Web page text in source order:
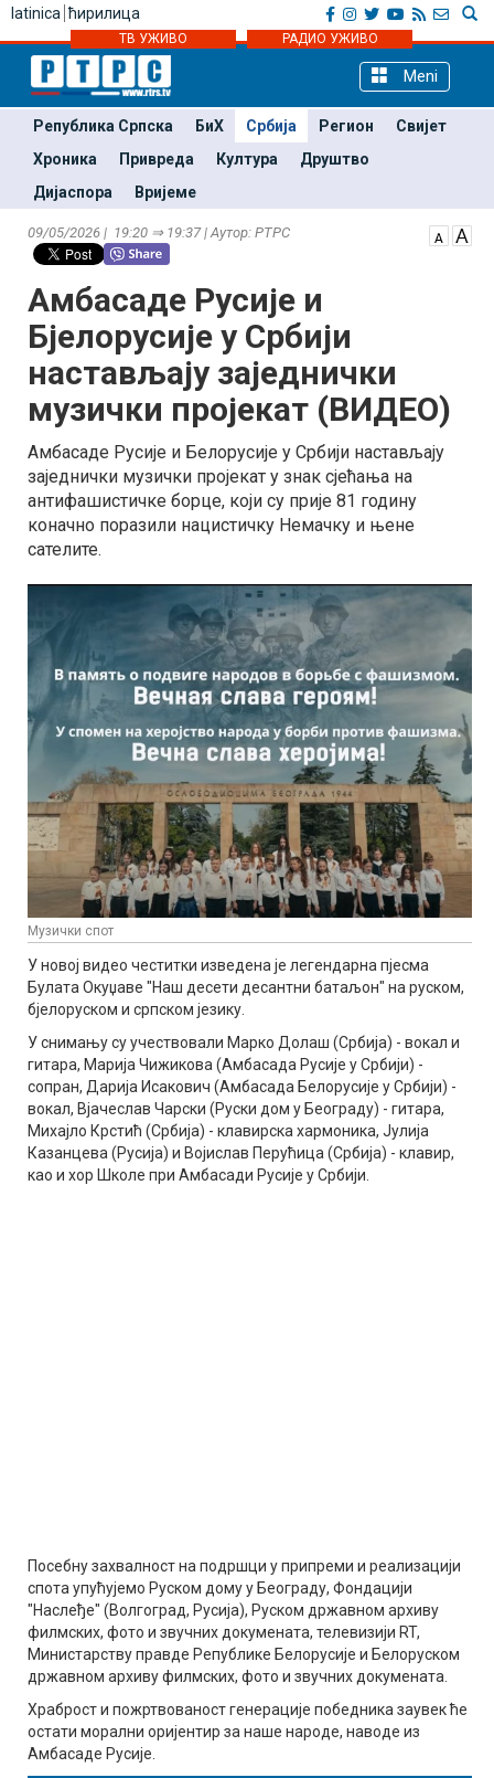
latinica ћирилица
ТВ УЖИВО РАДИО УЖИВО
Meni
Република Српска БиХ Србија Регион
Свијет
Хроника
Привреда Култура
Друштво
Дијаспора
Вријеме
09/05/2026 | 19:20 ⇒ 19:37 | Аутор: РТРС
Амбасаде Русије и
Бјелорусије у Србији
настављају заједнички
музички пројекат (ВИДЕО)
Амбасаде Русије и Белорусије у Србији настављају
заједнички музички пројекат у знак сјећања на
антифашистичке борце, који су прије 81 годину
коначно поразили нацистичку Немачку и њене
сателите.
Музички спот
У новој видео честитки изведена је легендарна пjесма
Булата Окуџаве "Наш десети десантни батаљон" на руском,
бjелоруском и српском језику.
У снимању су учествовали Марко Долаш (Србија) - вокал и
гитара, Марија Чижикова (Амбасада Русије у Србији) -
сопран, Дарија Исакович (Амбасада Белорусије у Србији) -
вокал, Вјачеслав Чарски (Руски дом у Београду) - гитара,
Михајло Крстић (Србија) - клавирска хармоника, Јулија
Казанцева (Русија) и Војислав Перућица (Србија) - клавир,
као и хор Школе при Амбасади Русије у Србији.
Посебну захвалност на подршци у припреми и реализацији
спота упућујемо Руском дому у Београду, Фондацији
"Наслеђе" (Волгоград, Русија), Руском државном архиву
филмских, фото и звучних докумената, телевизији RT,
Министарству правде Републике Белорусије и Белоруском
државном архиву филмских, фото и звучних докумената.
Храброст и пожртвованост генерације победника заувек ће
остати морални оријентир за наше народе, наводе из
Амбасаде Русије.